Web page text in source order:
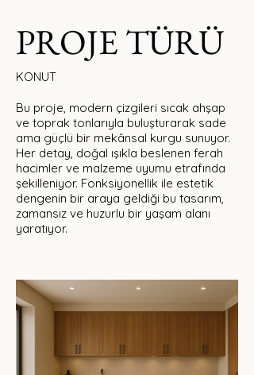
PROJE TÜRÜ
KONUT
Bu proje, modern çizgileri sıcak ahşap
ve toprak tonlarıyla buluşturarak sade
ama güçlü bir mekânsal kurgu sunuyor.
Her detay, doğal ışıkla beslenen ferah
hacimler ve malzeme uyumu etrafında
şekilleniyor. Fonksiyonellik ile estetik
dengenin bir araya geldiği bu tasarım,
zamansız ve huzurlu bir yaşam alanı
yaratıyor.